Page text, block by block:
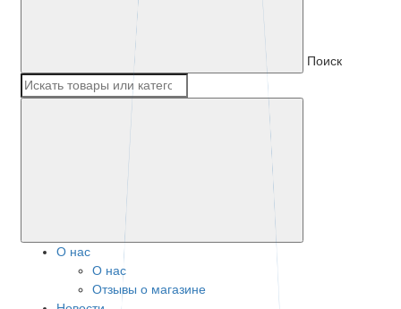
Поиск
О нас
О нас
Отзывы о магазине